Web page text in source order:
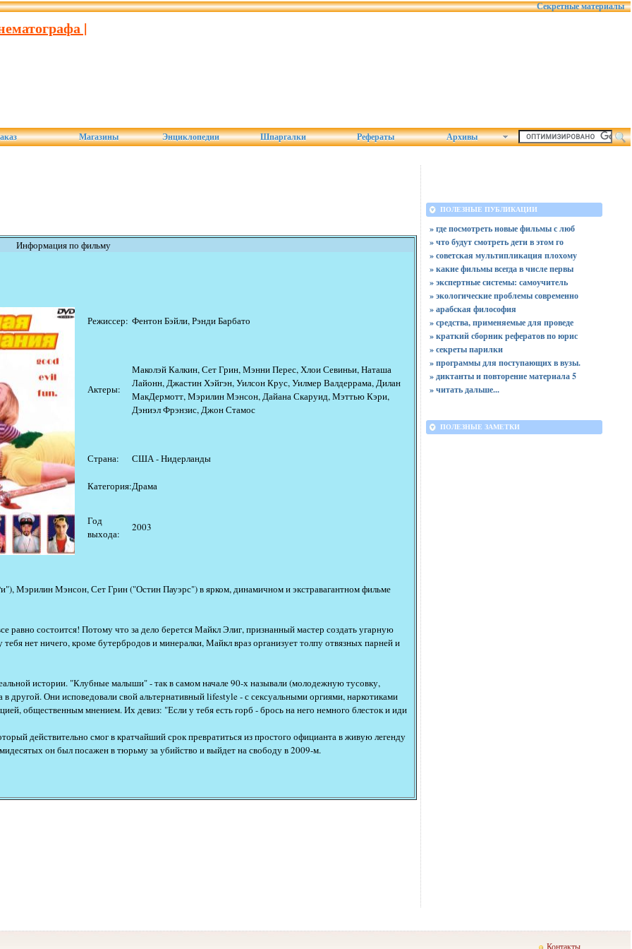
Секретные материалы
|
Магазины Энциклопедии Шпаргалки Рефераты Архивы
Информация по фильму
Режиссер: Фентон Бэйли, Рэнди Барбато
Актеры:
Маколэй Калкин, Сет Грин, Мэнни Перес, Хлои Севиньи, Наташа
Лайонн, Джастин Хэйгэн, Уилсон Крус, Уилмер Валдеррама, Дилан
МакДермотт, Мэрилин Мэнсон, Дайана Скаруид, Мэттью Кэри,
Дэниэл Фрэнзис, Джон Стамос
Страна: США - Нидерланды
Категория:Драма
Год
выхода:
2003
Мэрилин Мэнсон, Сет Грин ("Остин Пауэрс") в ярком, динамичном и экстравагантном фильме
равно состоится! Потому что за дело берется Майкл Элиг, признанный мастер создать угарную
нет ничего, кроме бутербродов и минералки, Майкл враз организует толпу отвязных парней и
истории. "Клубные малыши" - так в самом начале 90-х называли (молодежную тусовку,
другой. Они исповедовали свой альтернативный lifestyle - с сексуальными оргиями, наркотиками
общественным мнением. Их девиз: "Если у тебя есть горб - брось на него немного блесток и иди
действительно смог в кратчайший срок превратиться из простого официанта в живую легенду
он был посажен в тюрьму за убийство и выйдет на свободу в 2009-м.
ПОЛЕЗНЫЕ ПУБЛИКАЦИИ
» где посмотреть новые фильмы с люб
» что будут смотреть дети в этом го
» советская мультипликация плохому
» какие фильмы всегда в числе первы
» экспертные системы: самоучитель
» экологические проблемы современно
» арабская философия
» средства, применяемые для проведе
» краткий сборник рефератов по юрис
» секреты парилки
» программы для поступающих в вузы.
» диктанты и повторение материала 5
»читать дальше...
ПОЛЕЗНЫЕ ЗАМЕТКИ
Контакты